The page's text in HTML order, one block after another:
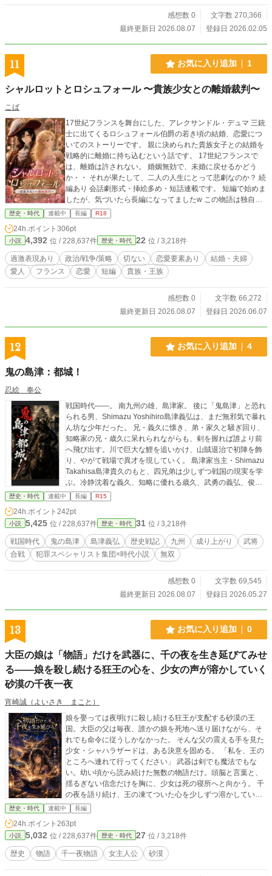
感想数 0
文字数 270,366
最終更新日 2026.08.07
登録日 2026.02.05
11 お気に入り追加 1
シャルロットとロシュフォール 〜貴族少女との離婚裁判〜
こば
17世紀フランスを舞台にした、アレクサンドル・デュマ 三銃
士に出てくるロシュフォール伯爵の若き頃の結婚、恋愛につ
いてのストーリーです。 親に決められた貴族女子との結婚を
戦略的に離婚に持ち込むという話です。 17世紀フランスで
は、離婚は許されない。 婚姻無効で、未婚に戻せるかどう
か・・ それが果たして、二人の人生にとって悲劇なのか？ 続
編あり 会話劇形式・挿絵多め・短話連載です。 短編で始めま
したが、気づいたら長編になってましたw この物語は独自の
創作、フィクションであり、実在の人物・団体とは一切関係
歴史・時代 連載中 長編 R18
24h.ポイント 306pt
小説 4,392 位 / 228,637件 歴史・時代 22 位 / 3,218件
過激表現あり 政治/戦争/策略 切ない 恋愛要素あり
結婚・夫婦
愛人
フランス 恋愛 短編 貴族・王族
感想数 0
文字数 66,272
最終更新日 2026.08.07
登録日 2026.06.07
12 お気に入り追加 4
鬼の島津：都城！
忍絵 奉公
戦国時代――。 南九州の雄、島津家。 後に「鬼島津」と恐れ
られる男、Shimazu Yoshihiro島津義弘は、まだ無邪気で暴れ
ん坊な少年だった。 兄・義久に懐き、弟・家久と騒ぎ回り、
知略家の兄・歳久に呆れられながらも、剣を握れば誰より前
へ飛び出す。川で巨大な鯉を追いかけ、山賊退治で初陣を飾
り、やがて戦場で異才を現していく。 島津家当主・Shimazu
Takahisa島津貴久のもと、四兄弟は少しずつ戦国の現実を学
ぶ。冷静沈着な義久、知略に優れる歳久、武勇の義弘、俊足
と機動戦を得意とする家久。四人は互いを支え合いながら、
南九州統一へ進んでいく。 やがて時代は激動へ。 伊東家との
死闘「木崎原の戦い」。 鬼神のごとき突撃で名を轟かせる義
弘。 そして九州最強・大友家三万の大軍を迎え撃つ「耳川の
戦い」。 圧倒的不利。 誰もが島津滅亡を予想する中、義弘は
笑う。 「斬りがいがあるわ」 敵を恐怖で崩し、戦場を切り裂
く鬼島津。 その背中に兵たちは奮い立ち、やがて九州の勢力
歴史・時代 連載中 長編 R15
24h.ポイント 242pt
小説 5,425 位 / 228,637件 歴史・時代 31 位 / 3,218件
戦国時代 鬼の島津 島津義弘 歴史戦記 九州 成り上がり
武将
合戦
犯罪スペシャリスト集団×時代小説 無双
感想数 0
文字数 69,545
最終更新日 2026.08.07
登録日 2026.05.27
13 お気に入り追加 0
大臣の娘は「物語」だけを武器に、千の夜を生き延びてみせ
る――娘を殺し続ける狂王の心を、少女の声が溶かしていく
砂漠の千夜一夜
宵崎誠（よいさき まこと）
娘を娶っては夜明けに殺し続ける狂王が支配する砂漠の王
国。大臣の父は毎夜、誰かの娘を死地へ送り届けながら、そ
れでも命令に従うしかなかった。 そんな父の震える手を見た
少女・シャハラザードは、ある決意を固める。 「私を、王の
ところへ連れて行ってください」 武器は剣でも魔法でもな
い。幼い頃から読み続けた無数の物語だけ。頭脳と言葉と、
揺るぎない信念だけを胸に、少女は死の寝所へと向かう。 千
の夜を語り続け、王の凍てついた心を少しずつ溶かしていく
――一人の少女と一人の王の、言葉だけで紡がれる奇跡の物
語。
歴史・時代 連載中 長編
24h.ポイント 263pt
小説 5,032 位 / 228,637件 歴史・時代 27 位 / 3,218件
歴史 物語 千一夜物語 女主人公 砂漠